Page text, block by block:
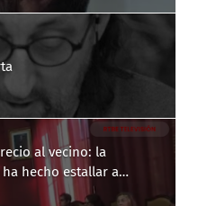
al vecino: la
hecho estallar a